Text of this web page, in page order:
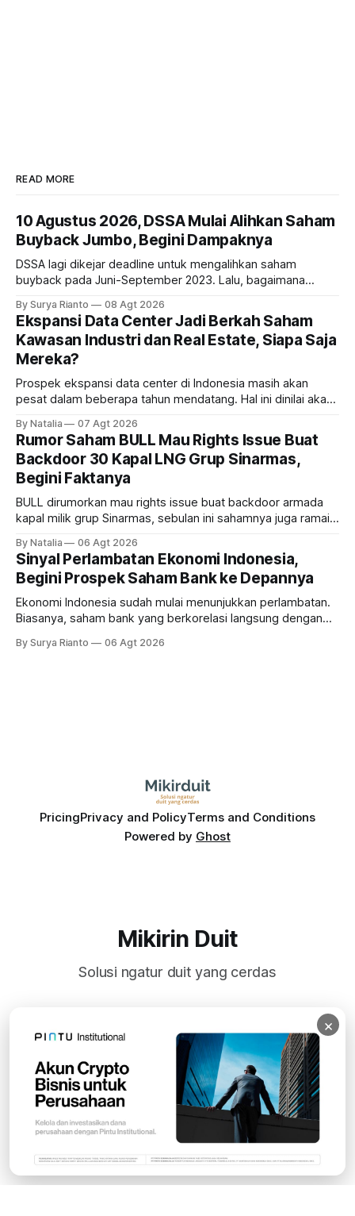
READ MORE
10 Agustus 2026, DSSA Mulai Alihkan Saham
Buyback Jumbo, Begini Dampaknya
DSSA lagi dikejar deadline untuk mengalihkan saham
buyback pada Juni-September 2023. Lalu, bagaimana
By Surya Rianto 08 Agt 2026
Ekspansi Data Center Jadi Berkah Saham
Kawasan Industri dan Real Estate, Siapa Saja
Mereka?
Prospek ekspansi data center di Indonesia masih akan
pesat dalam beberapa tahun mendatang. Hal ini dinilai akan
estate, ada siapa saja mereka?
By Natalia 07 Agt 2026
Rumor Saham BULL Mau Rights Issue Buat
Backdoor 30 Kapal LNG Grup Sinarmas,
Begini Faktanya
BULL dirumorkan mau rights issue buat backdoor armada
kapal milik grup Sinarmas, sebulan ini sahamnya juga ramai
masih menarik dilirik?
By Natalia 06 Agt 2026
Sinyal Perlambatan Ekonomi Indonesia,
Begini Prospek Saham Bank ke Depannya
Ekonomi Indonesia sudah mulai menunjukkan perlambatan.
Biasanya, saham bank yang berkorelasi langsung dengan
bank ke depannya?
By Surya Rianto 06 Agt 2026
PricingPrivacy and PolicyTerms and Conditions
Powered by Ghost
Mikirin Duit
Solusi ngatur duit yang cerdas
Subscribe
×